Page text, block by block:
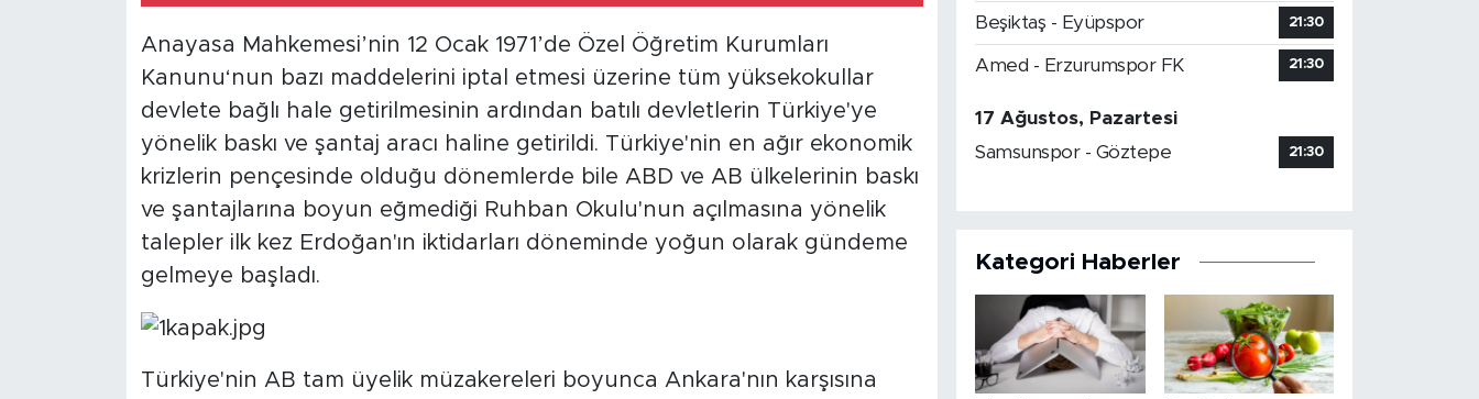
Anayasa Mahkemesi’nin 12 Ocak 1971’de Özel Öğretim Ku­rumları
Kanunu‘nun bazı maddelerini iptal etmesi üzerine tüm yüksekokullar
devlete bağlı hale getirilmesinin ardından batılı devletlerin Türkiye'ye
yönelik baskı ve şantaj aracı haline getirildi. Türkiye'nin en ağır ekonomik
krizlerin pençesinde olduğu dönemlerde bile ABD ve AB ülkelerinin baskı
ve şantajlarına boyun eğmediği Ruhban Okulu'nun açılmasına yönelik
talepler ilk kez Erdoğan'ın iktidarları döneminde yoğun olarak gündeme
gelmeye başladı.
Türkiye'nin AB tam üyelik müzakereleri boyunca Ankara'nın karşısına
Beşiktaş - Eyüpspor 21:30
Amed - Erzurumspor FK 21:30
17 Ağustos, Pazartesi
Samsunspor - Göztepe
21:30
Kategori Haberler
ALINTI YAZARLAR
SOSYAL MEDYA